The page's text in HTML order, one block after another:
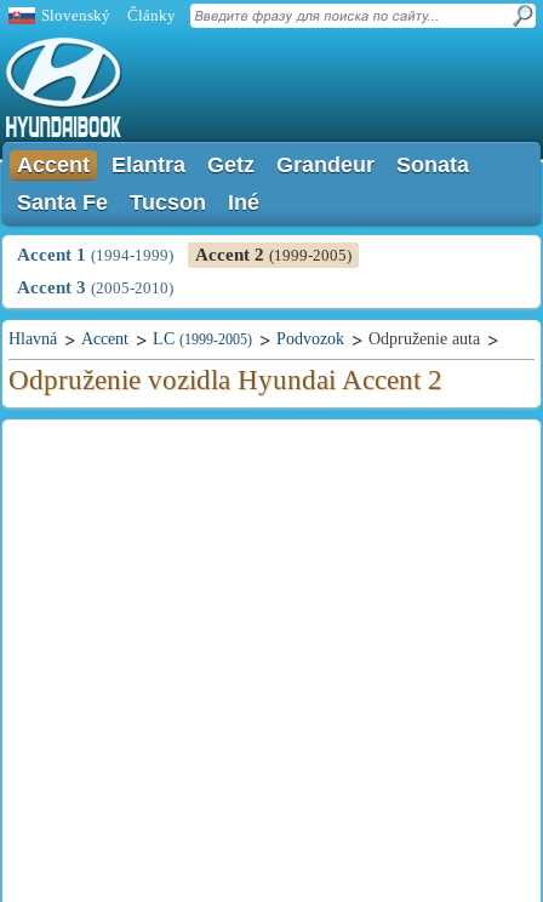
Slovenský Články
Accent Elantra Getz Grandeur
Sonata
Santa Fe
Tucson Iné
Accent 1 (1994-1999) Accent 2 (1999-2005)
Accent 3 (2005-2010)
Hlavná Accent LC (1999-2005) Podvozok Odpruženie auta
Odpruženie vozidla Hyundai Accent 2